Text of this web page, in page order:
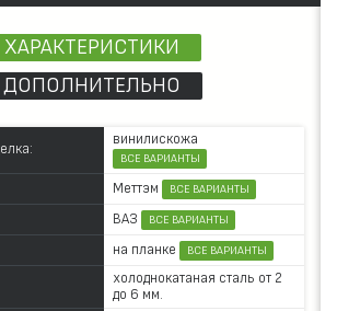
ХАРАКТЕРИСТИКИ
ДОПОЛНИТЕЛЬНО
винилискожа
ВСЕ ВАРИАНТЫ
Меттэм ВСЕ ВАРИАНТЫ
ВАЗ ВСЕ ВАРИАНТЫ
на планке ВСЕ ВАРИАНТЫ
холоднокатаная сталь от 2
до 6 мм.